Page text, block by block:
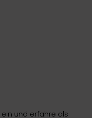
ein und erfahre als